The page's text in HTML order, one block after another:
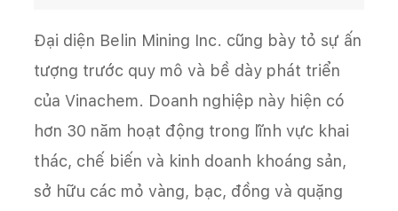
Đại diện Belin Mining Inc. cũng bày tỏ sự ấn
tượng trước quy mô và bề dày phát triển
của Vinachem. Doanh nghiệp này hiện có
hơn 30 năm hoạt động trong lĩnh vực khai
thác, chế biến và kinh doanh khoáng sản,
sở hữu các mỏ vàng, bạc, đồng và quặng